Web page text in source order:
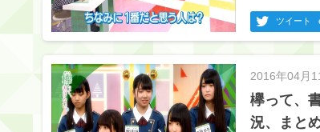
ツイート
2016年04月
欅って、
況、まと